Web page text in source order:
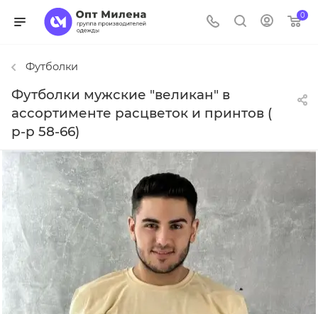
0
Футболки
Футболки мужские "великан" в
ассортименте расцветок и принтов (
р-р 58-66)